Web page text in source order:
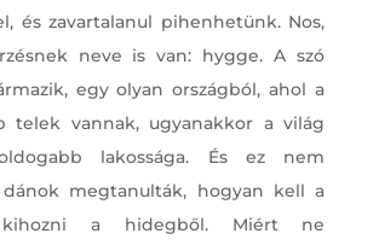
és zavartalanul pihenhetünk. Nos,
neve is van: hygge. A szó
egy olyan országból, ahol a
telek vannak, ugyanakkor a világ
lakossága. És ez nem
megtanulták, hogyan kell a
kihozni a hidegből. Miért ne